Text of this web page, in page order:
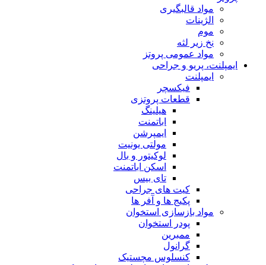
مواد قالبگیری
الژینات
موم
نخ زیر لثه
مواد عمومی پروتز
ایمپلنت، پریو و جراحی
ایمپلنت
فیکسچر
قطعات پروتزی
هیلینگ
اباتمنت
ایمپرشن
مولتی یونیت
لوکیتور و بال
اسکن اباتمنت
تای بیس
کیت های جراحی
پکیج ها و آفر ها
مواد بازسازی استخوان
پودر استخوان
ممبرین
گرانول
کنسلوس مچستیک